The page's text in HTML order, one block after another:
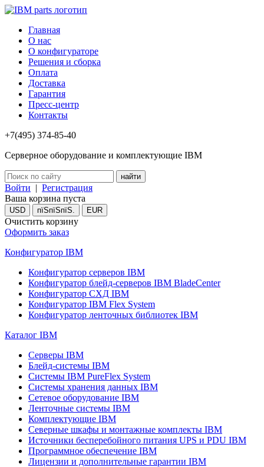
Главная
О нас
О конфигураторе
Решения и сборка
Оплата
Доставка
Гарантия
Пресс-центр
Контакты
+7(495) 374-85-40
Серверное оборудование и комплектующие IBM
Войти | Регистрация
Ваша корзина пуста
USD пїЅпїЅпїЅ. EUR
Очистить корзину
Оформить заказ
Конфигуратор IBM
Конфигуратор серверов IBM
Конфигуратор блейд-серверов IBM BladeCenter
Конфигуратор СХД IBM
Конфигуратор IBM Flex System
Конфигуратор ленточных библиотек IBM
Каталог IBM
Серверы IBM
Блейд-системы IBM
Системы IBM PureFlex System
Системы хранения данных IBM
Сетевое оборудование IBM
Ленточные системы IBM
Комплектующие IBM
Северные шкафы и монтажные комплекты IBM
Источники бесперебойного питания UPS и PDU IBM
Программное обеспечение IBM
Лицензии и дополнительные гарантии IBM